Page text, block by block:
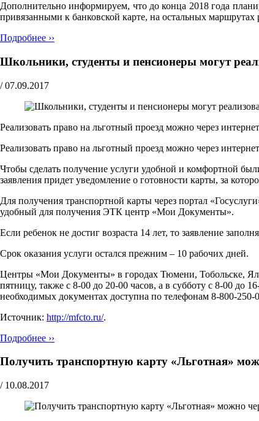
Дополнительно информируем, что до конца 2018 года
привязанными к банковской карте, на остальных маршрутах
Подробнее ››
Школьники, студенты и пенсионеры могут
/ 07.09.2017
Реализовать право на льготный проезд можно через
Реализовать право на льготный проезд можно через
Чтобы сделать получение услуги удобной и комфортной
заявления придет уведомление о готовности карты, за
Для получения транспортной карты через портал
удобный для получения ЭТК центр «Мои Документы».
Если ребенок не достиг возраста 14 лет, то заявление
Срок оказания услуги остался прежним – 10 рабочих дней.
Центры «Мои Документы» в городах Тюмени, Тобольске,
пятницу, также с 8-00 до 20-00 часов, а в субботу с 8-00 до
необходимых документах доступна по телефонам 8-800-
Источник: http://mfcto.ru/.
Подробнее ››
Получить транспортную карту «Льготная»
/ 10.08.2017